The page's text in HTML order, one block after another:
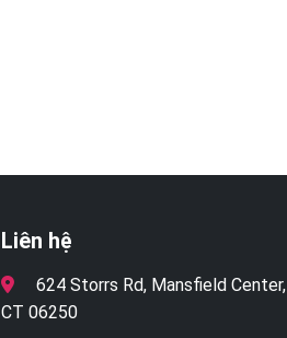
Liên hệ
624 Storrs Rd, Mansfield Center,
CT 06250